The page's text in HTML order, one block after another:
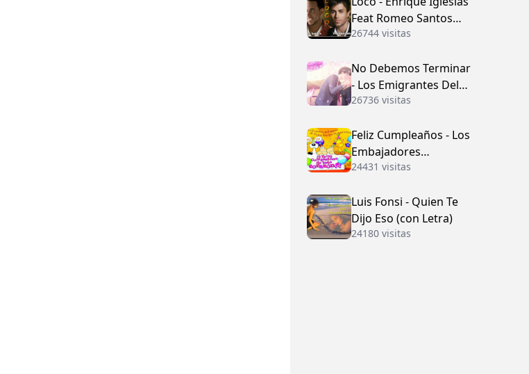
Feat Romeo Santos
(con Letra)
26744 visitas
No Debemos Terminar
- Los Emigrantes Del
Vallenato
26736 visitas
Feliz Cumpleaños - Los
Embajadores
Vallenatos (con Letra)
24431 visitas
Luis Fonsi - Quien Te
Dijo Eso (con Letra)
24180 visitas